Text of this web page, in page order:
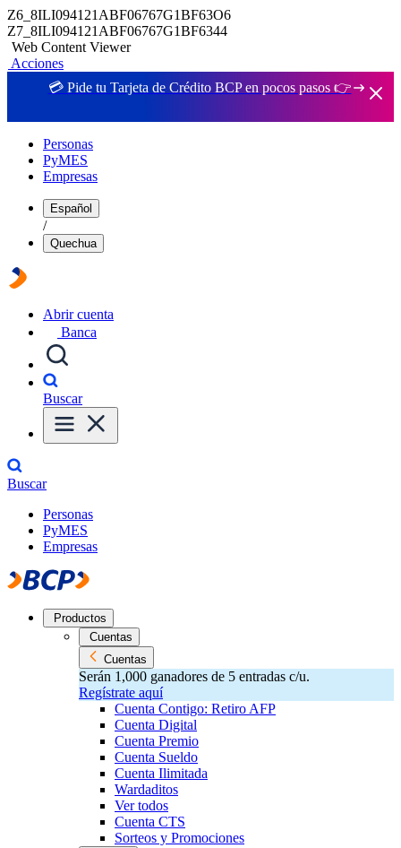
Z6_8ILI094121ABF06767G1BF63O6
Z7_8ILI094121ABF06767G1BF6344
Web Content Viewer
Acciones
💳 Pide tu Tarjeta de Crédito BCP en pocos pasos 👉
Personas
PyMES
Empresas
Español
/
Quechua
Abrir cuenta
Banca
Buscar
Buscar
Personas
PyMES
Empresas
Productos
Cuentas
Cuentas
Serán 1,000 ganadores de 5 entradas c/u.
Regístrate aquí
Cuenta Contigo: Retiro AFP
Cuenta Digital
Cuenta Premio
Cuenta Sueldo
Cuenta Ilimitada
Wardaditos
Ver todos
Cuenta CTS
Sorteos y Promociones